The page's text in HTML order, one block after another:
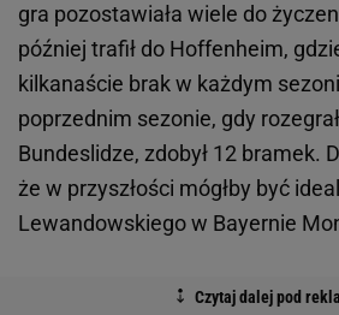
gra pozostawiała wiele do
później trafił do Hoffenheim,
kilkanaście brak w każdym
poprzednim sezonie, gdy
Bundeslidze, zdobył 12 bramek.
że w przyszłości mógłby być
Lewandowskiego w Bayernie